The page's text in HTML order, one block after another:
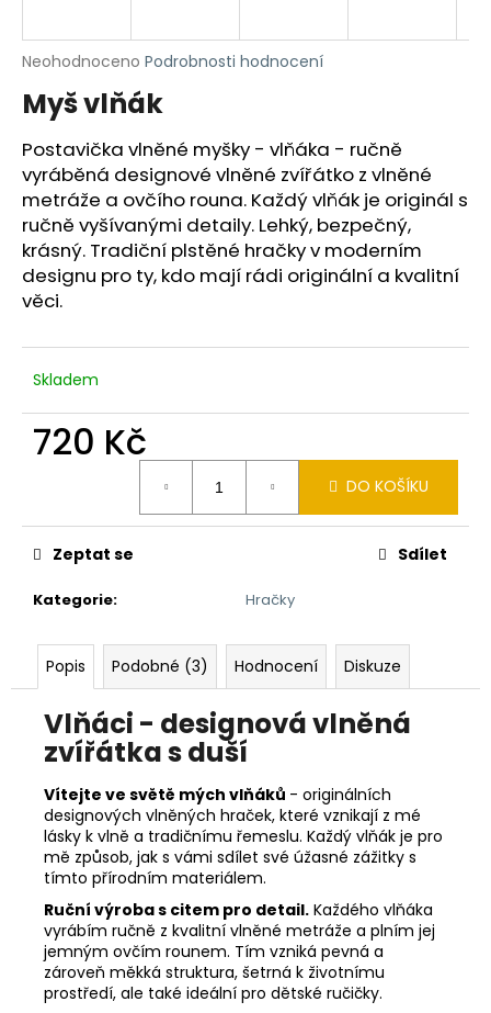
Průměrné
produktu
0,0
5
hvězdiček.
Neohodnoceno Podrobnosti hodnocení
Myš vlňák
Postavička vlněné myšky - vlňáka - ručně
vyráběná designové vlněné zvířátko z vlněné
metráže a ovčího rouna. Každý vlňák je originál s
ručně vyšívanými detaily. Lehký, bezpečný,
krásný. Tradiční plstěné hračky v moderním
designu pro ty, kdo mají rádi originální a kvalitní
věci.
Skladem
720 Kč
DO KOŠÍKU
Kategorie: Hračky
Zeptat se Sdílet
Popis Podobné (3) Hodnocení Diskuze
Vlňáci - designová vlněná
zvířátka s duší
Vítejte ve světě mých vlňáků - originálních
designových vlněných hraček, které vznikají z mé
lásky k vlně a tradičnímu řemeslu. Každý vlňák je pro
mě způsob, jak s vámi sdílet své úžasné zážitky s
tímto přírodním materiálem.
Ruční výroba s citem pro detail. Každého vlňáka
vyrábím ručně z kvalitní vlněné metráže a plním jej
jemným ovčím rounem. Tím vzniká pevná a
zároveň měkká struktura, šetrná k životnímu
prostředí, ale také ideální pro dětské ručičky.
j
í
t
?
HLEDAT
D
o
o
u
e
m
OVEČKA
720
Kč